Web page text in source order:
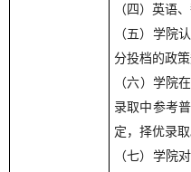
（四）英语
（五）学院
分投档的政策
（六）学院
录取中参考
定，择优录取
（七）学院